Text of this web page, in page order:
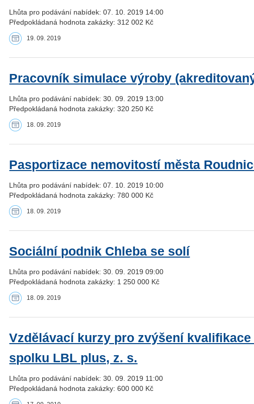
Lhůta pro podávání nabídek: 07. 10. 2019 14:00
Předpokládaná hodnota zakázky: 312 002 Kč
19. 09. 2019
Pracovník simulace výroby
Lhůta pro podávání nabídek: 30. 09. 2019 13:00
Předpokládaná hodnota zakázky: 320 250 Kč
18. 09. 2019
Pasportizace nemovitostí města
Lhůta pro podávání nabídek: 07. 10. 2019 10:00
Předpokládaná hodnota zakázky: 780 000 Kč
18. 09. 2019
Sociální podnik Chleba se solí
Lhůta pro podávání nabídek: 30. 09. 2019 09:00
Předpokládaná hodnota zakázky: 1 250 000 Kč
18. 09. 2019
Vzdělávací kurzy pro zvýšení
spolku LBL plus, z. s.
Lhůta pro podávání nabídek: 30. 09. 2019 11:00
Předpokládaná hodnota zakázky: 600 000 Kč